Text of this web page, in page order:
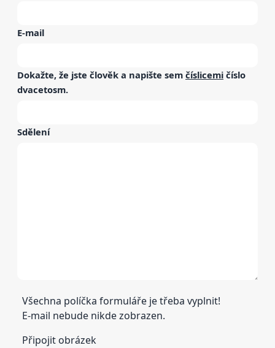
E-mail
Dokažte, že jste člověk a napište sem číslicemi číslo
dvacetosm.
Sdělení
Všechna políčka formuláře je třeba vyplnit!
E-mail nebude nikde zobrazen.
Připojit obrázek